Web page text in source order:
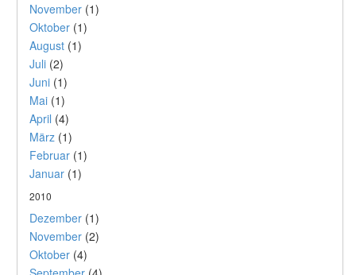
November (1)
Oktober (1)
August (1)
Juli (2)
Juni (1)
Mai (1)
April (4)
März (1)
Februar (1)
Januar (1)
2010
Dezember (1)
November (2)
Oktober (4)